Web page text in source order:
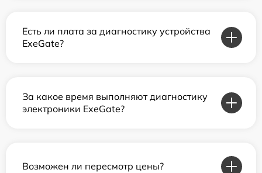
Есть ли плата за диагностику устройства
ExeGate?
За какое время выполняют диагностику
электроники ExeGate?
Возможен ли пересмотр цены?